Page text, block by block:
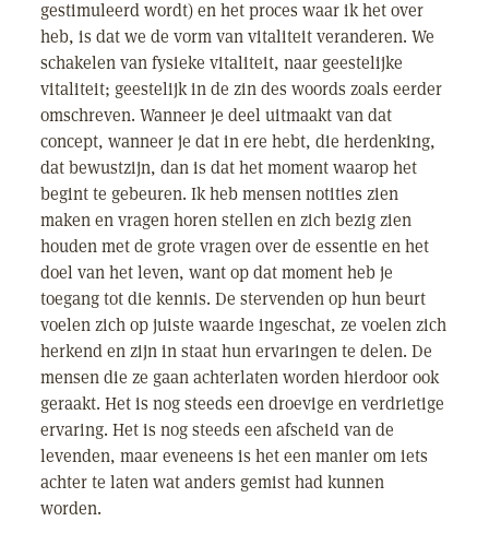
gestimuleerd wordt) en het proces waar ik het over
heb, is dat we de vorm van vitaliteit veranderen. We
schakelen van fysieke vitaliteit, naar geestelijke
vitaliteit; geestelijk in de zin des woords zoals eerder
omschreven. Wanneer je deel uitmaakt van dat
concept, wanneer je dat in ere hebt, die herdenking,
dat bewustzijn, dan is dat het moment waarop het
begint te gebeuren. Ik heb mensen notities zien
maken en vragen horen stellen en zich bezig zien
houden met de grote vragen over de essentie en het
doel van het leven, want op dat moment heb je
toegang tot die kennis. De stervenden op hun beurt
voelen zich op juiste waarde ingeschat, ze voelen zich
herkend en zijn in staat hun ervaringen te delen. De
mensen die ze gaan achterlaten worden hierdoor ook
geraakt. Het is nog steeds een droevige en verdrietige
ervaring. Het is nog steeds een afscheid van de
levenden, maar eveneens is het een manier om iets
achter te laten wat anders gemist had kunnen
worden.